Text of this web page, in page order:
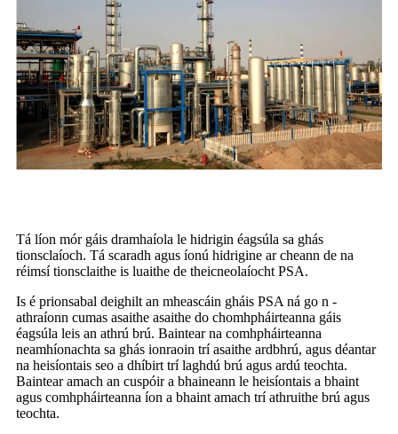
Tá líon mór gáis dramhaíola le hidrigin éagsúla sa ghás
tionsclaíoch. Tá scaradh agus íonú hidrigine ar cheann de na
réimsí tionsclaithe is luaithe de theicneolaíocht PSA.
Is é prionsabal deighilt an mheascáin gháis PSA ná go n -
athraíonn cumas asaithe asaithe do chomhpháirteanna gáis
éagsúla leis an athrú brú. Baintear na comhpháirteanna
neamhíonachta sa ghás ionraoin trí asaithe ardbhrú, agus déantar
na heisíontais seo a dhíbirt trí laghdú brú agus ardú teochta.
Baintear amach an cuspóir a bhaineann le heisíontais a bhaint
agus comhpháirteanna íon a bhaint amach trí athruithe brú agus
teochta.